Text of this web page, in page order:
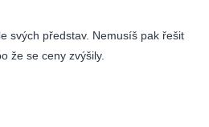
svých představ. Nemusíš pak řešit
že se ceny zvýšily.